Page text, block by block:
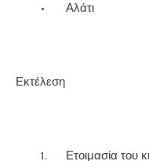
• Αλάτι
Εκτέλεση
1. Ετοιμασία του